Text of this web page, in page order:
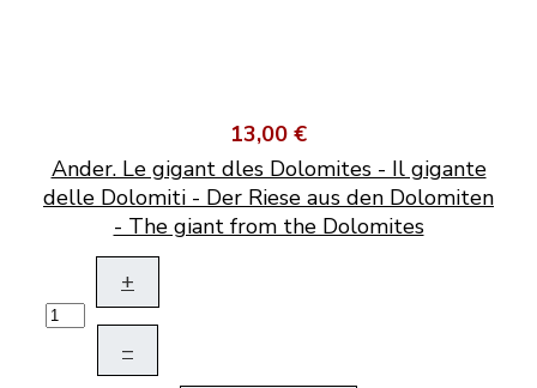
13,00 €
Ander. Le gigant dles Dolomites - Il gigante
delle Dolomiti - Der Riese aus den Dolomiten
- The giant from the Dolomites
+
–